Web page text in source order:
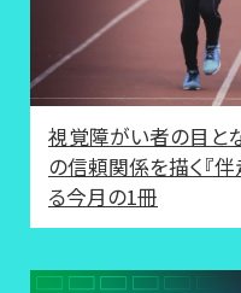
視覚障がい者の目と
の信頼関係を描く『
る今月の1冊